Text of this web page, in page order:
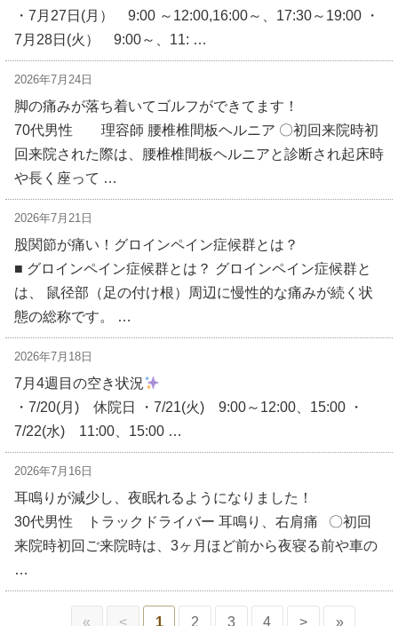
・7月27日(月） 9:00 ～12:00,16:00～、17:30～19:00 ・
7月28日(火） 9:00～、11: …
2026年7月24日
脚の痛みが落ち着いてゴルフができてます！
70代男性 理容師 腰椎椎間板ヘルニア 〇初回来院時初
回来院された際は、腰椎椎間板ヘルニアと診断され起床時
や長く座って …
2026年7月21日
股関節が痛い！グロインペイン症候群とは？
■ グロインペイン症候群とは？ グロインペイン症候群と
は、 鼠径部（足の付け根）周辺に慢性的な痛みが続く状
態の総称です。 …
2026年7月18日
7月4週目の空き状況
・7/20(月) 休院日 ・7/21(火) 9:00～12:00、15:00 ・
7/22(水) 11:00、15:00 …
2026年7月16日
耳鳴りが減少し、夜眠れるようになりました！
30代男性 トラックドライバー 耳鳴り、右肩痛 〇初回
来院時初回ご来院時は、3ヶ月ほど前から夜寝る前や車の
…
« < 1 2 3 4 > »